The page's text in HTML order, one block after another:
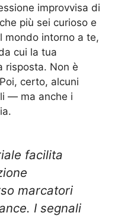
improvvisa di
più sei curioso e
mondo intorno a te,
cui la tua
risposta. Non è
certo, alcuni
— ma anche i
facilita
marcatori
I segnali